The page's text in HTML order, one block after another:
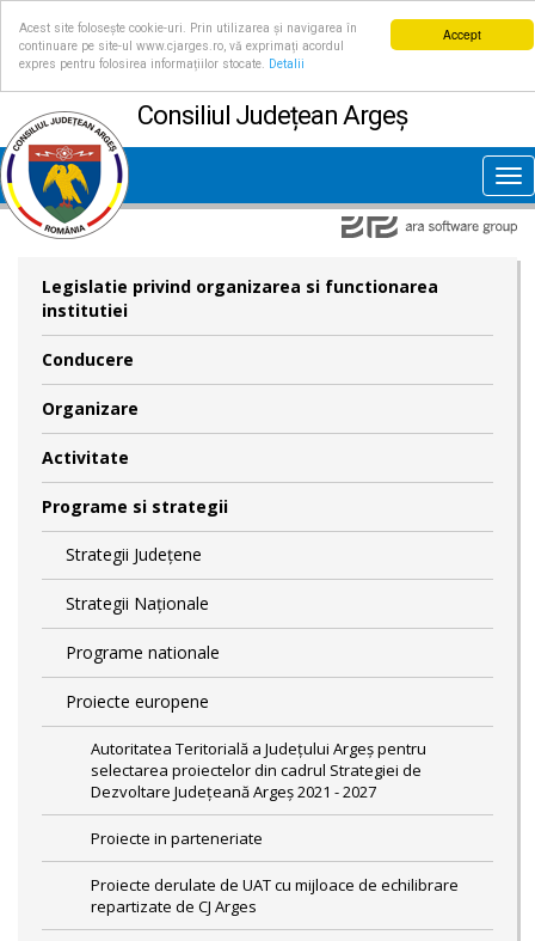
Accept
Acest site folosește cookie-uri. Prin utilizarea și navigarea în
continuare pe site-ul www.cjarges.ro, vă exprimați acordul
expres pentru folosirea informațiilor stocate.
Detalii
Consiliul Județean Argeș
Legislatie privind organizarea si functionarea
institutiei
Conducere
Organizare
Activitate
Programe si strategii
Strategii Județene
Strategii Naționale
Programe nationale
Proiecte europene
Autoritatea Teritorială a Județului Argeș pentru
selectarea proiectelor din cadrul Strategiei de
Dezvoltare Județeană Argeș 2021 - 2027
Proiecte in parteneriate
Proiecte derulate de UAT cu mijloace de echilibrare
repartizate de CJ Arges